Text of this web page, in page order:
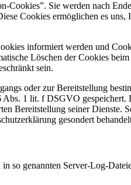
Cookies”. Sie werden nach
Cookies ermöglichen es
informiert werden und
Löschen der Cookies
sein.
oder zur Bereitstellung
1 lit. f DSGVO gespeichert.
Bereitstellung seiner Dienste.
gesondert
so genannten Server-Log-